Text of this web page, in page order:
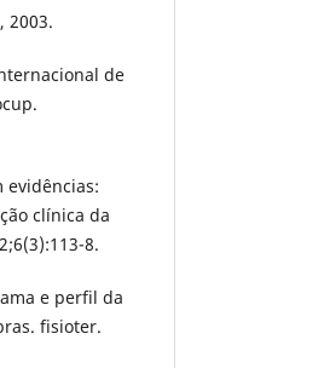
2003.
de
evidências:
clínica da
8.
e perfil da
fisioter.